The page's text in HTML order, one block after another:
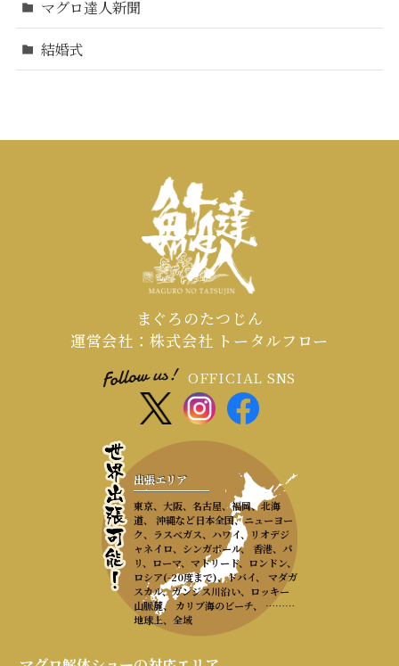
マグロ達人新聞
結婚式
まぐろのたつじん
運営会社：株式会社 トータルフロー
OFFICIAL SNS
出張エリア
東京、大阪、名古屋、福岡、北海
道、 沖縄など日本全国、ニューヨー
ク、ラスベガス、ハワイ、リオデジ
ャネイロ、シンガポール、 香港、パ
リ、ローマ、マドリード、ロンドン、
ロシア(-20度まで)、ドバイ、 マダガ
スカル、ガンジス川沿い、ロッキー
山脈麓、 カリブ海のビーチ、 ………
地球上、全域